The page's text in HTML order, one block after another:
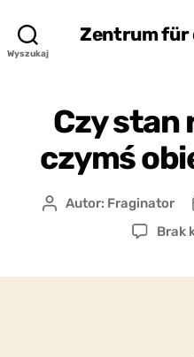
Wyszukaj
Zentrum für
Czy stan
czymś
AutorAutor: Fraginator
Brak